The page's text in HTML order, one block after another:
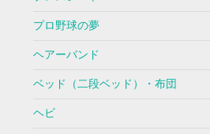
プロ野球の夢
ヘアーバンド
ベッド（二段ベッド）・布団
ヘビ